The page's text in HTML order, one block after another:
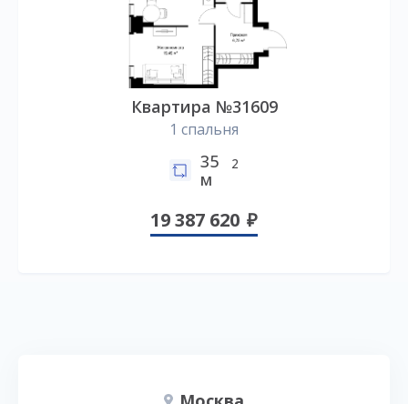
Квартира №31609
1 спальня
35
м
2
19 387 620